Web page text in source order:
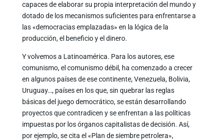
capaces de elaborar su propia interpretación del mundo y
dotado de los mecanismos suficientes para enfrentarse a
las «democracias emplazadas» en la lógica de la
producción, el beneficio y el dinero.
Y volvemos a Latinoamérica. Para los autores, ese
comunismo, el comunismo débil, ha comenzado a crecer
en algunos países de ese continente, Venezuela, Bolivia,
Uruguay…, países en los que, sin quebrar las reglas
básicas del juego democrático, se están desarrollando
proyectos que contradicen y se enfrentan a las políticas
impuestas por los órganos capitalistas de decisión. Así,
por ejemplo, se cita el «Plan de siembre petrolera»,